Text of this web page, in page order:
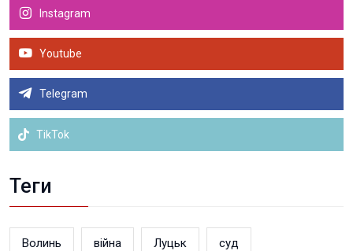
Instagram
Youtube
Telegram
TikTok
Теги
Волинь війна Луцьк суд